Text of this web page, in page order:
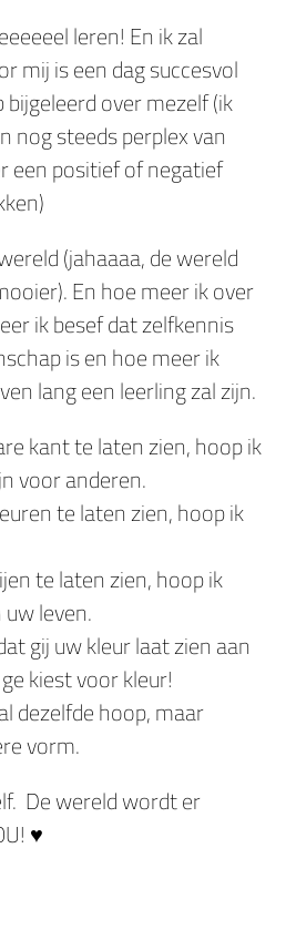
leren! En ik zal
mij is een dag succesvol
over mezelf (ik
nog steeds perplex van
een positief of negatief
(jahaaaa, de wereld
En hoe meer ik over
ik besef dat zelfkennis
is en hoe meer ik
lang een leerling zal zijn.
kant te laten zien, hoop ik
voor anderen.
te laten zien, hoop ik
te laten zien, hoop ik
leven.
gij uw kleur laat zien aan
kiest voor kleur!
dezelfde hoop, maar
vorm.
De wereld wordt er
♥